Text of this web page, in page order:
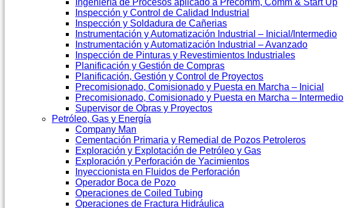
Ingeniería de Procesos aplicado a Precomm, Comm & Start Up
Inspección y Control de Calidad Industrial
Inspección y Soldadura de Cañerias
Instrumentación y Automatización Industrial – Inicial/Intermedio
Instrumentación y Automatización Industrial – Avanzado
Inspección de Pinturas y Revestimientos Industriales
Planificación y Gestión de Compras
Planificación, Gestión y Control de Proyectos
Precomisionado, Comisionado y Puesta en Marcha – Inicial
Precomisionado, Comisionado y Puesta en Marcha – Intermedio
Supervisor de Obras y Proyectos
Petróleo, Gas y Energía
Company Man
Cementación Primaria y Remedial de Pozos Petroleros
Exploración y Explotación de Petróleo y Gas
Exploración y Perforación de Yacimientos
Inyeccionista en Fluidos de Perforación
Operador Boca de Pozo
Operaciones de Coiled Tubing
Operaciones de Fractura Hidráulica